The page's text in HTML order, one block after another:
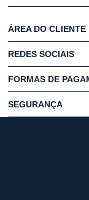
ÁREA DO CLIENTE
REDES SOCIAIS
FORMAS DE
SEGURANÇA